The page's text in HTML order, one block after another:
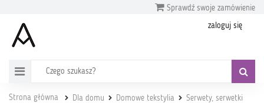
Sprawdź swoje zamówienie
zaloguj się
Strona główna Dla domu Domowe tekstylia Serwety, serwetki